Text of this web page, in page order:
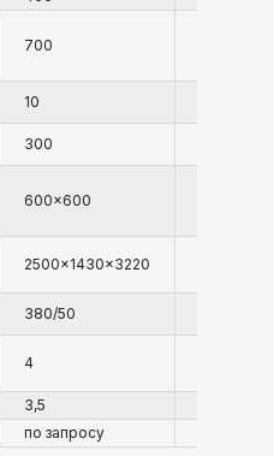
700
10
300
600x600
2500x1430x3220
380/50
4
3,5
по запросу